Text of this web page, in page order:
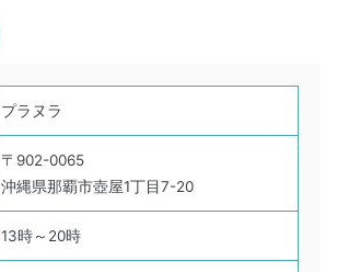
プラヌラ
〒902-0065
沖縄県那覇市壺屋1丁目7-20
13時～20時